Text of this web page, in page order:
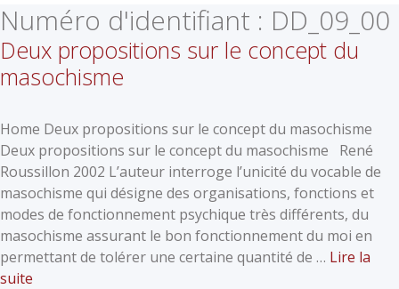
Numéro d'identifiant : DD_09_00
Deux propositions sur le concept du
masochisme
Home Deux propositions sur le concept du masochisme
Deux propositions sur le concept du masochisme René
Roussillon 2002 L’auteur interroge l’unicité du vocable de
masochisme qui désigne des organisations, fonctions et
modes de fonctionnement psychique très différents, du
masochisme assurant le bon fonctionnement du moi en
permettant de tolérer une certaine quantité de … Lire la
suite